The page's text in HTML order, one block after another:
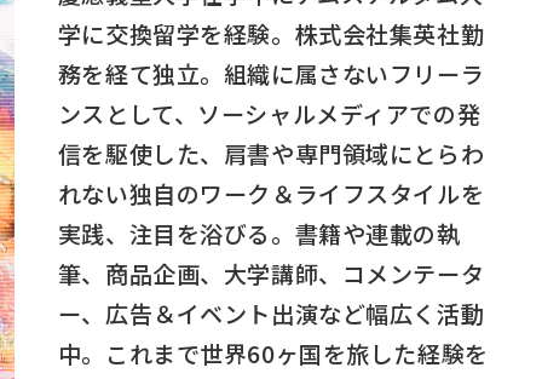
学に交換留学を経験。株式会社集英社勤
務を経て独立。組織に属さないフリーラ
ンスとして、ソーシャルメディアでの発
信を駆使した、肩書や専門領域にとらわ
れない独自のワーク＆ライフスタイルを
実践、注目を浴びる。書籍や連載の執
筆、商品企画、大学講師、コメンテータ
ー、広告＆イベント出演など幅広く活動
中。これまで世界60ヶ国を旅した経験を